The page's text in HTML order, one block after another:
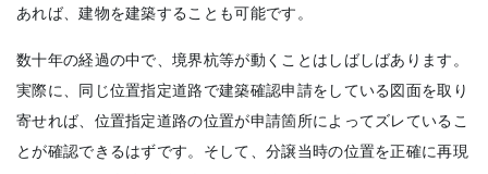
あれば、建物を建築することも可能です。
数十年の経過の中で、境界杭等が動くことはしばしばあります。
実際に、同じ位置指定道路で建築確認申請をしている図面を取り
寄せれば、位置指定道路の位置が申請箇所によってズレているこ
とが確認できるはずです。そして、分譲当時の位置を正確に再現